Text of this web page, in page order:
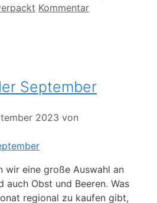
Kommentar
September
2023 von
wir eine große Auswahl an
auch Obst und Beeren. Was
regional zu kaufen gibt,